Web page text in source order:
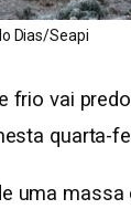
Dias/Seapi
frio vai
quarta-
uma massa